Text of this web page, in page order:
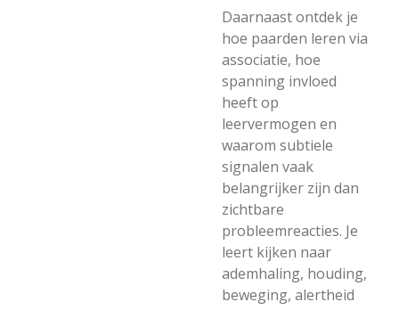
Daarnaast ontdek je
hoe paarden leren via
associatie, hoe
spanning invloed
heeft op
leervermogen en
waarom subtiele
signalen vaak
belangrijker zijn dan
zichtbare
probleemreacties. Je
leert kijken naar
ademhaling, houding,
beweging, alertheid